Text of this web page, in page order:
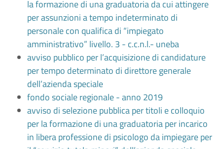
la formazione di una graduatoria da cui attingere
per assunzioni a tempo indeterminato di
personale con qualifica di “impiegato
amministrativo” livello. 3 - c.c.n.l.- uneba
avviso pubblico per l’acquisizione di candidature
per tempo determinato di direttore generale
dell’azienda speciale
fondo sociale regionale - anno 2019
avviso di selezione pubblica per titoli e colloquio
per la formazione di una graduatoria per incarico
in libera professione di psicologo da impiegare per